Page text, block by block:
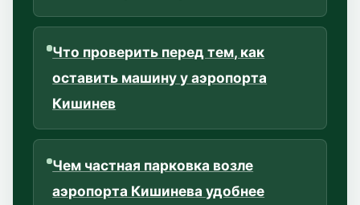
Что проверить перед тем, как
оставить машину у аэропорта
Кишинев
Чем частная парковка возле
аэропорта Кишинева удобнее